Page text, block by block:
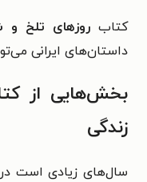
کتاب روزهای تلخ و
داستان‌های ایرانی
بخش‌هایی از
زندگی
سال‌های زیادی است